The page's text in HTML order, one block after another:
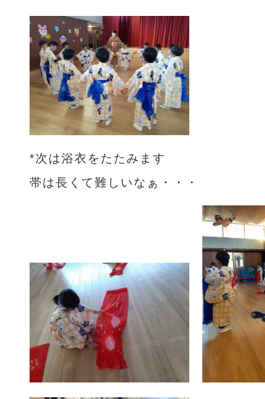
*次は浴衣をたたみます
帯は長くて難しいなぁ・・・